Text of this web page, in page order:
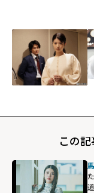
この
た